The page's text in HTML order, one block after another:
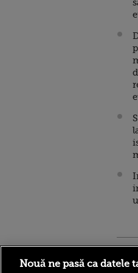
Nouă ne pasă ca datele